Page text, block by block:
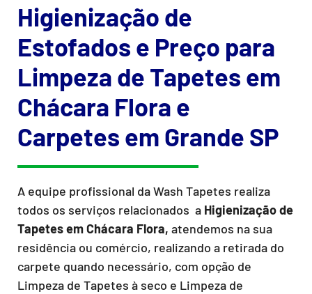
Higienização de
Estofados e Preço para
Limpeza de Tapetes em
Chácara Flora e
Carpetes em Grande SP
A equipe profissional da Wash Tapetes realiza
todos os serviços relacionados a Higienização de
Tapetes em Chácara Flora, atendemos na sua
residência ou comércio, realizando a retirada do
carpete quando necessário, com opção de
Limpeza de Tapetes à seco e Limpeza de